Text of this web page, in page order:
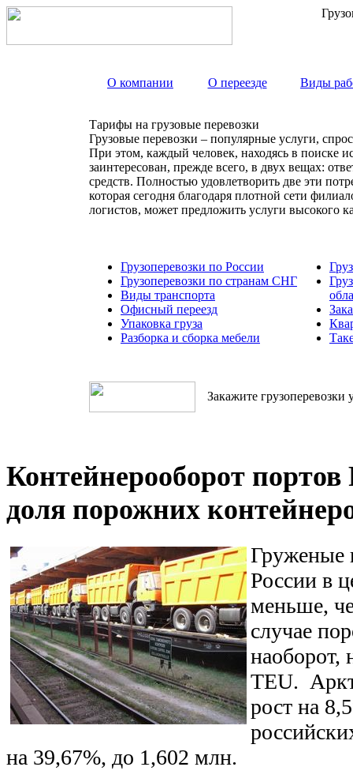
О компании О переезде Виды
Тарифы на грузовые перевозки
Грузовые перевозки – популярные услуги,
При этом, каждый человек, находясь в поиске
заинтересован, прежде всего, в двух вещах:
средств. Полностью удовлетворить две эти
которая сегодня благодаря плотной сети
логистов, может предложить услуги высокого
Грузоперевозки по России
Грузоперевозки по странам СНГ
Виды транспорта
Офисный переезд
Упаковка груза
Разборка и сборка мебели
Закажите грузоперевозки
Контейнерооборот портов
доля порожних
Груженые
России в
меньше,
случае
наоборот,
TEU.
рост на
на 39,67%, до 1,602 млн.